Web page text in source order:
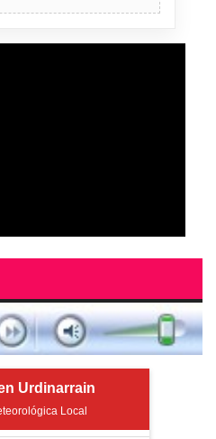
Urdinarrain
Local